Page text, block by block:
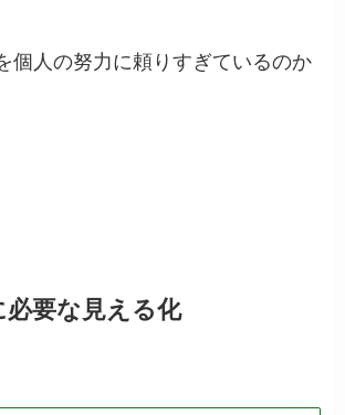
個人の努力に頼りすぎているのか
必要な見える化